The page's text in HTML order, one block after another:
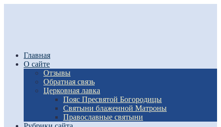
Главная
О сайте
Отзывы
Обратная связь
Церковная лавка
Пояс Пресвятой Богородицы
Святыни блаженной Матроны
Православные святыни